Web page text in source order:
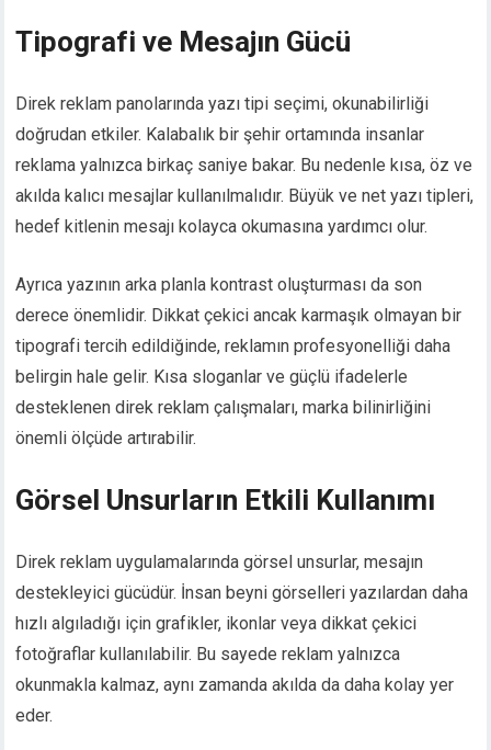
Tipografi ve Mesajın Gücü
Direk reklam panolarında yazı tipi seçimi, okunabilirliği
doğrudan etkiler. Kalabalık bir şehir ortamında insanlar
reklama yalnızca birkaç saniye bakar. Bu nedenle kısa, öz ve
akılda kalıcı mesajlar kullanılmalıdır. Büyük ve net yazı tipleri,
hedef kitlenin mesajı kolayca okumasına yardımcı olur.
Ayrıca yazının arka planla kontrast oluşturması da son
derece önemlidir. Dikkat çekici ancak karmaşık olmayan bir
tipografi tercih edildiğinde, reklamın profesyonelliği daha
belirgin hale gelir. Kısa sloganlar ve güçlü ifadelerle
desteklenen direk reklam çalışmaları, marka bilinirliğini
önemli ölçüde artırabilir.
Görsel Unsurların Etkili Kullanımı
Direk reklam uygulamalarında görsel unsurlar, mesajın
destekleyici gücüdür. İnsan beyni görselleri yazılardan daha
hızlı algıladığı için grafikler, ikonlar veya dikkat çekici
fotoğraflar kullanılabilir. Bu sayede reklam yalnızca
okunmakla kalmaz, aynı zamanda akılda da daha kolay yer
eder.